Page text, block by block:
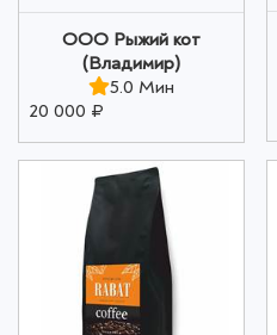
ООО Рыжий кот
(Владимир)
5.0 Мин
20 000 ₽